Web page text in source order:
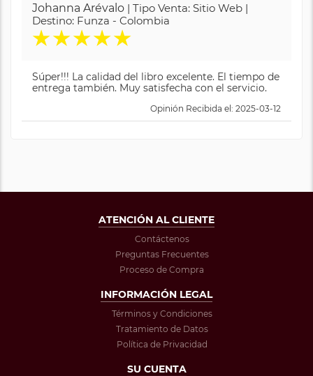
Johanna Arévalo | Tipo Venta: Sitio Web |
Destino: Funza - Colombia
★★★★★
Súper!!! La calidad del libro excelente. El tiempo de
entrega también. Muy satisfecha con el servicio.
Opinión Recibida el: 2025-03-12
ATENCIÓN AL CLIENTE
Contáctenos
Preguntas Frecuentes
Proceso de Compra
INFORMACIÓN LEGAL
Términos y Condiciones
Tratamiento de Datos
Política de Privacidad
SU CUENTA